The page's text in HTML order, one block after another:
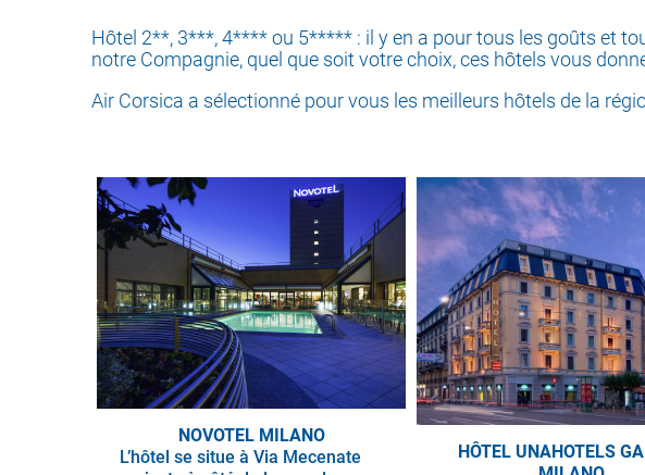
Hôtel 2**, 3***, 4**** ou 5***** : il y en a pour tous les goûts et
notre Compagnie, quel que soit votre choix, ces hôtels vous
Air Corsica a sélectionné pour vous les meilleurs hôtels de la
NOVOTEL MILANO
L’hôtel se situe à Via Mecenate
HÔTEL UNAHOTELS